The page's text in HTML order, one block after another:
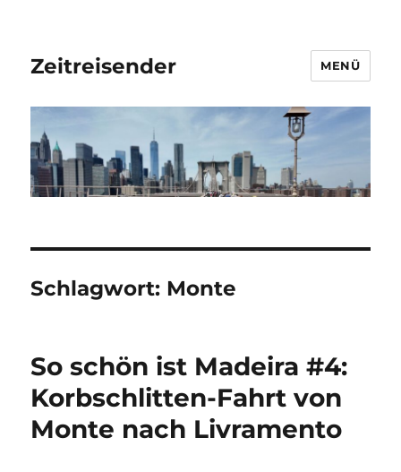
Zeitreisender MENÜ
Schlagwort: Monte
So schön ist Madeira #4:
Korbschlitten-Fahrt von
Monte nach Livramento